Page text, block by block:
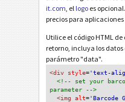
it.com , el logo es
precios para
Utilice el código HTML
retorno, incluya los datos
parámetro "data".
<div style='text-
<!-- set your
parameter -->
<img alt='Barcode